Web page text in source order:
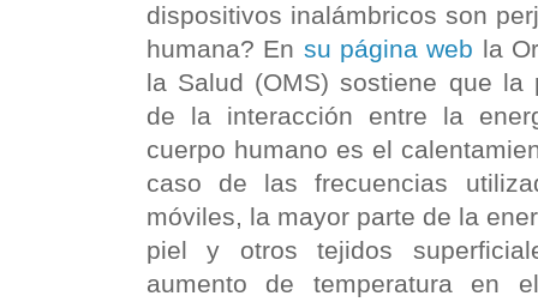
dispositivos inalámbricos son
humana? En su página web la
la Salud (OMS) sostiene que la
de la interacción entre la
cuerpo humano es el
caso de las frecuencias
móviles, la mayor parte de la
piel y otros tejidos
aumento de temperatura en